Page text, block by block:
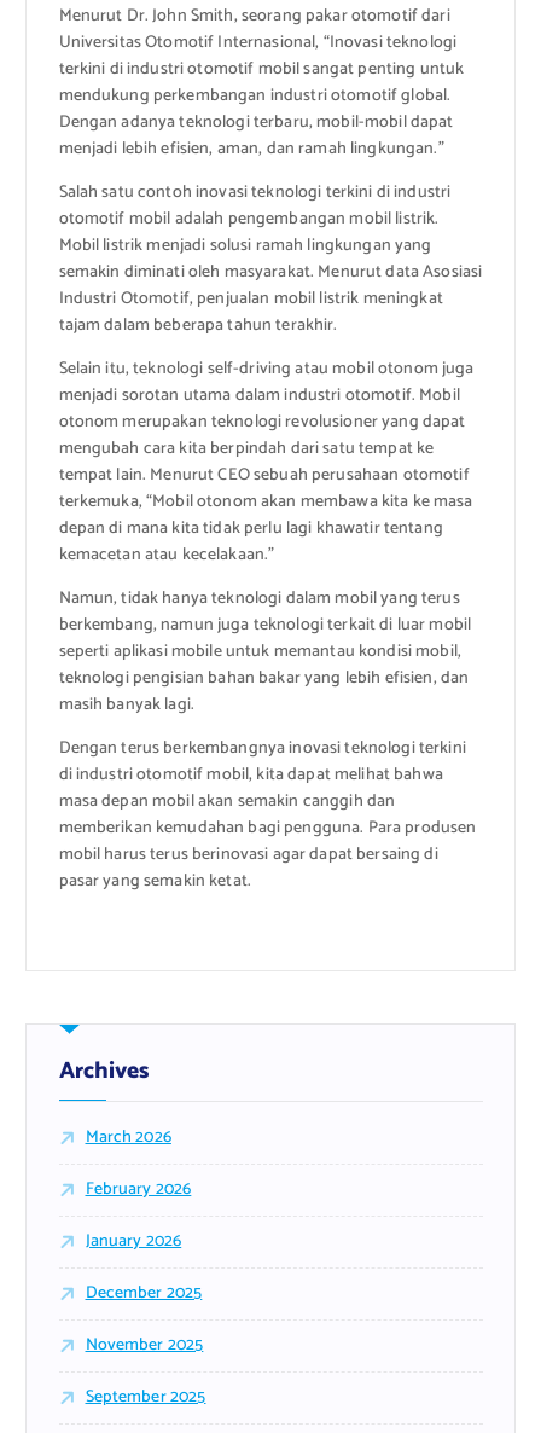
Menurut Dr. John Smith, seorang pakar otomotif dari
Universitas Otomotif Internasional, “Inovasi teknologi
terkini di industri otomotif mobil sangat penting untuk
mendukung perkembangan industri otomotif global.
Dengan adanya teknologi terbaru, mobil-mobil dapat
menjadi lebih efisien, aman, dan ramah lingkungan.”
Salah satu contoh inovasi teknologi terkini di industri
otomotif mobil adalah pengembangan mobil listrik.
Mobil listrik menjadi solusi ramah lingkungan yang
semakin diminati oleh masyarakat. Menurut data Asosiasi
Industri Otomotif, penjualan mobil listrik meningkat
tajam dalam beberapa tahun terakhir.
Selain itu, teknologi self-driving atau mobil otonom juga
menjadi sorotan utama dalam industri otomotif. Mobil
otonom merupakan teknologi revolusioner yang dapat
mengubah cara kita berpindah dari satu tempat ke
tempat lain. Menurut CEO sebuah perusahaan otomotif
terkemuka, “Mobil otonom akan membawa kita ke masa
depan di mana kita tidak perlu lagi khawatir tentang
kemacetan atau kecelakaan.”
Namun, tidak hanya teknologi dalam mobil yang terus
berkembang, namun juga teknologi terkait di luar mobil
seperti aplikasi mobile untuk memantau kondisi mobil,
teknologi pengisian bahan bakar yang lebih efisien, dan
masih banyak lagi.
Dengan terus berkembangnya inovasi teknologi terkini
di industri otomotif mobil, kita dapat melihat bahwa
masa depan mobil akan semakin canggih dan
memberikan kemudahan bagi pengguna. Para produsen
mobil harus terus berinovasi agar dapat bersaing di
pasar yang semakin ketat.
Archives
March 2026
February 2026
January 2026
December 2025
November 2025
September 2025